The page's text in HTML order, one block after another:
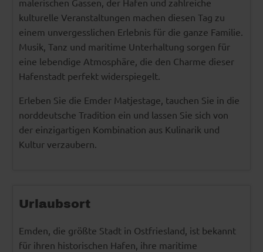
malerischen Gassen, der Hafen und zahlreiche
kulturelle Veranstaltungen machen diesen Tag zu
einem unvergesslichen Erlebnis für die ganze Familie.
Musik, Tanz und maritime Unterhaltung sorgen für
eine lebendige Atmosphäre, die den Charme dieser
Hafenstadt perfekt widerspiegelt.
Erleben Sie die Emder Matjestage, tauchen Sie in die
norddeutsche Tradition ein und lassen Sie sich von
der einzigartigen Kombination aus Kulinarik und
Kultur verzaubern.
Urlaubsort
Emden, die größte Stadt in Ostfriesland, ist bekannt
für ihren historischen Hafen, ihre maritime